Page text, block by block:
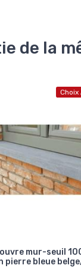
de la
Choix
mur-seuil
pierre bleue